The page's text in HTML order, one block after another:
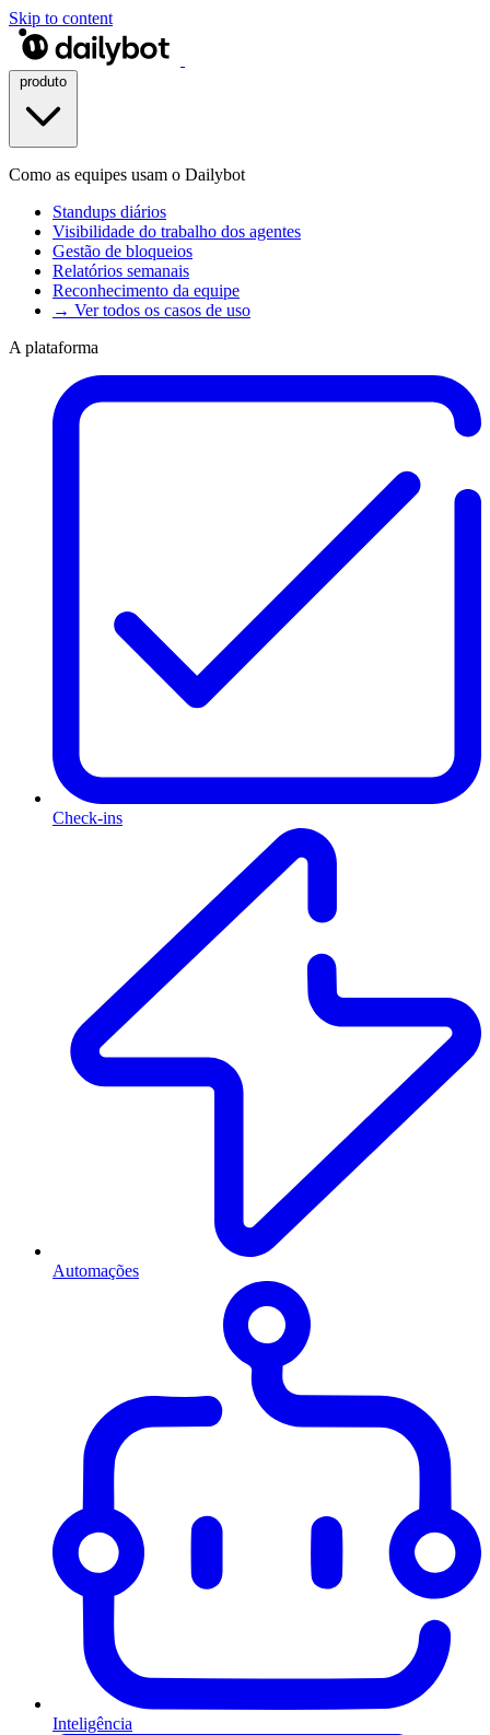
Skip to content
Como as equipes usam o Dailybot
Standups diários
Visibilidade do trabalho dos agentes
Gestão de bloqueios
Relatórios semanais
Reconhecimento da equipe
→ Ver todos os casos de uso
A plataforma
Check-ins
Automações
Inteligência